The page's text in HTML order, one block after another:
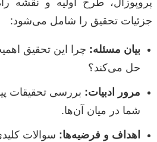
جزئیات تحقیق را شامل می‌شود:
بیان مسئله: چرا این تحقیق
حل می‌کند؟
مرور ادبیات: بررسی تحقیقات
شما در میان آن‌ها.
اهداف و فرضیه‌ها: سوالات